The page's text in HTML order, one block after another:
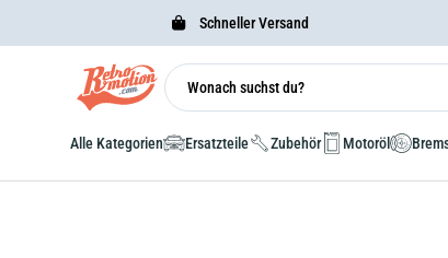
Schneller Versand
Alle Kategorien Ersatzteile Zubehör Motoröl